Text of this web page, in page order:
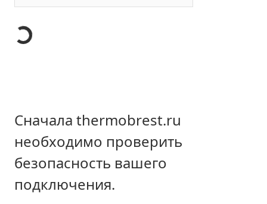
Сначала thermobrest.ru
необходимо проверить
безопасность вашего
подключения.